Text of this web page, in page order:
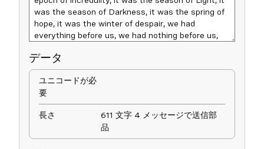
データ
ユニコードが必
要
長さ
611 文字 4 メッセージで送信部
品